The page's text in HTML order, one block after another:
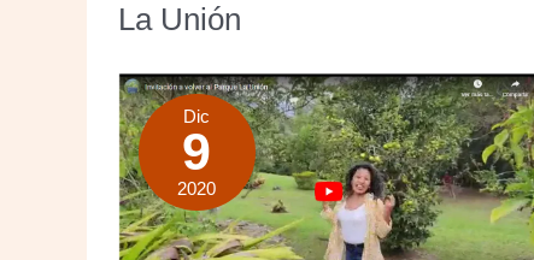
La Unión
Dic
9
2020